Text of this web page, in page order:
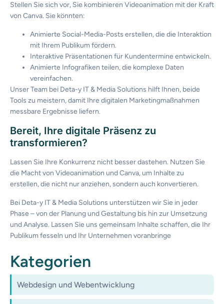
Kategorien
Webdesign und Webentwicklung
Stellen Sie sich vor, Sie kombinieren Videoanimation mitder Kraft
von Canva. Sie könnten:
Animierte Social-Media-Posts erstellen, die die Interaktion
mit Ihrem Publikum fördern.
Interaktive Präsentationen für Kundentermine entwickeln.
Animierte Infografiken teilen, die komplexe Daten
vereinfachen.
Unser Team bei Deta-y IT & Media Solutions hilft Ihnen, beide
Tools zu meistern, damit Ihre digitalen Marketingmaßnahmen
messbare Ergebnisse liefern.
Bereit, Ihre digitale Präsenz zu
transformieren?
Lassen Sie Ihre Konkurrenz nicht besser dastehen. Nutzen Sie
die Macht von Videoanimation und Canva, um Inhalte zu
erstellen, die nicht nur anziehen, sondern auch konvertieren.
Bei Deta-y IT & Media Solutions unterstützen wir Sie in jeder
Phase – von der Planung und Gestaltung bis hin zur Umsetzung
und Analyse. Lassen Sie uns gemeinsam Inhalte schaffen, die Ihr
Publikum fesseln und Ihr Unternehmen voranbringe